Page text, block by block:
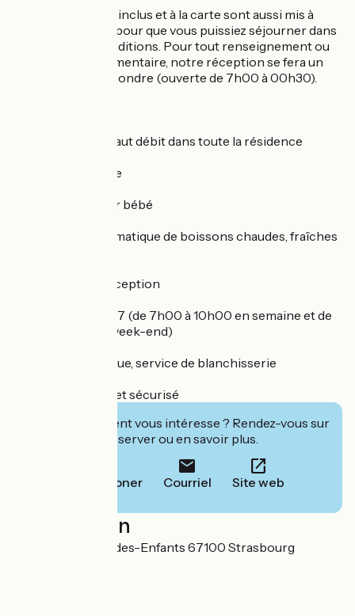
D'autres services, inclus et à la carte sont aussi mis à
votre disposition pour que vous puissiez séjourner dans
les meilleures conditions. Pour tout renseignement ou
demande complémentaire, notre réception se fera un
plaisir de vous répondre (ouverte de 7h00 à 00h30).
Connexion Wifi haut débit dans toute la résidence
Accès à la terrasse
Equipements pour bébé
Distributeur automatique de boissons chaudes, fraîches
Coffre-fort à la réception
Petit-déjeuner 7j/7 (de 7h00 à 10h00 en semaine et de
8h00 à 10h30 le week-end)
Laverie automatique, service de blanchisserie
Parking intérieur et sécurisé
Cet établissement vous intéresse ? Rendez-vous sur
leur site pour réserver ou en savoir plus.
Téléphoner Courriel Site web
Localisation
50-54 rue du Jeu-des-Enfants 67100 Strasbourg